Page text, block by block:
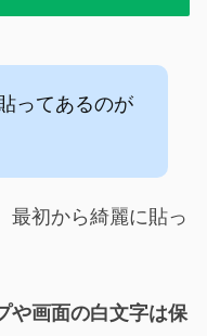
ってあるのが
最初から綺麗に貼っ
や画面の白文字は保